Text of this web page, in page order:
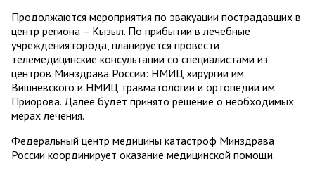
Продолжаются мероприятия по эвакуации пострадавших в
центр региона – Кызыл. По прибытии в лечебные
учреждения города, планируется провести
телемедицинские консультации со специалистами из
центров Минздрава России: НМИЦ хирургии им.
Вишневского и НМИЦ травматологии и ортопедии им.
Приорова. Далее будет принято решение о необходимых
мерах лечения.
Федеральный центр медицины катастроф Минздрава
России координирует оказание медицинской помощи.